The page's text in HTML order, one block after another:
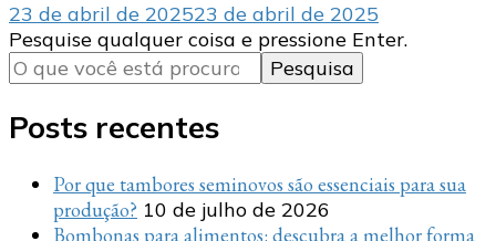
23 de abril de 202523 de abril de 2025
Procurando
algo?
Pesquise qualquer coisa e pressione Enter.
Posts recentes
Por que tambores seminovos são essenciais para sua
produção? 10 de julho de 2026
Bombonas para alimentos: descubra a melhor forma